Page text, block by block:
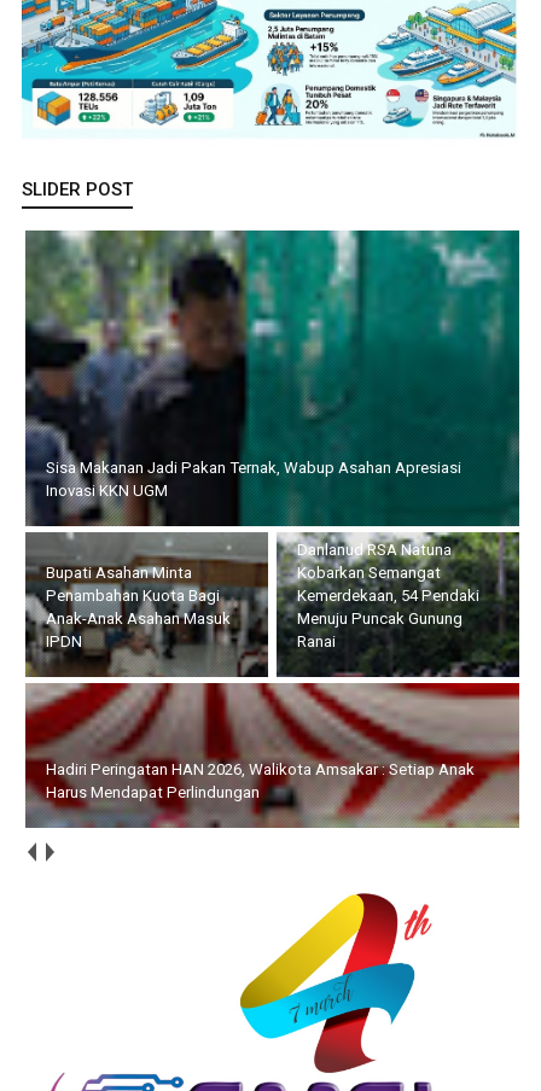
SLIDER POST
Sisa Makanan Jadi Pakan Ternak, Wabup Asahan Apresiasi
Inovasi KKN UGM
Bupati Asahan Minta
Penambahan Kuota Bagi
Anak-Anak Asahan Masuk
IPDN
Danlanud RSA Natuna
Kobarkan Semangat
Kemerdekaan, 54 Pendaki
Menuju Puncak Gunung
Ranai
Hadiri Peringatan HAN 2026, Walikota Amsakar : Setiap Anak
Harus Mendapat Perlindungan